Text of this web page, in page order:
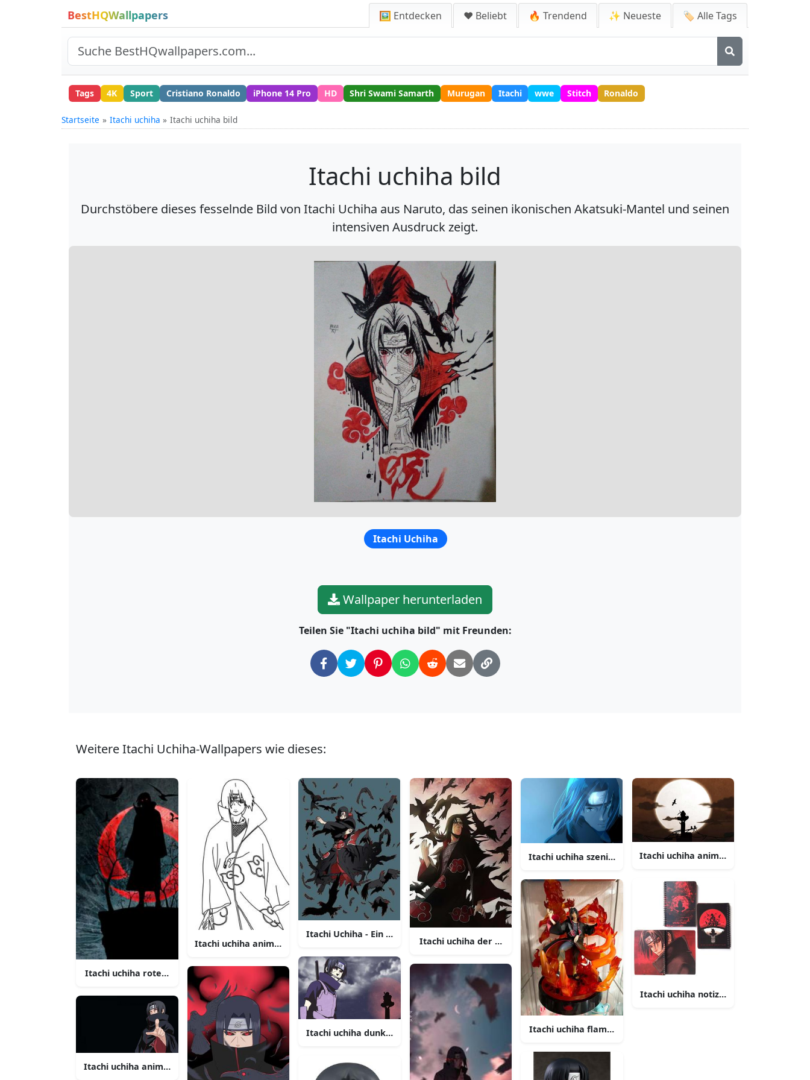
BestHQWallpapers 🖼️ Entdecken ❤️ Beliebt 🔥 Trendend ✨ Neueste 🏷️ Alle Tags
Tags 4K Sport Cristiano Ronaldo iPhone 14 Pro HD Shri Swami Samarth Murugan Itachi wwe Stitch Ronaldo
Startseite Itachi uchiha Itachi uchiha bild
Itachi uchiha bild
Durchstöbere dieses fesselnde Bild von Itachi Uchiha aus Naruto, das seinen ikonischen Akatsuki-Mantel und seinen
intensiven Ausdruck zeigt.
Itachi Uchiha
Wallpaper herunterladen
Teilen Sie "Itachi uchiha bild" mit Freunden:
Weitere Itachi Uchiha-Wallpapers wie dieses:
Itachi uchiha rotes leuchtendes logo bild
Itachi uchiha anime zeigt auf bild
Itachi uchiha anime zeichnung bild
Itachi Uchiha - Ein legendärer Shinobi
Itachi uchiha dunkler wolkiger himmel
Itachi uchiha der mysterioese ninja
Itachi uchiha szenisches blau
Itachi uchiha flammende figur
Itachi uchiha anime silhouette bild
Itachi uchiha notizbuch cover bild